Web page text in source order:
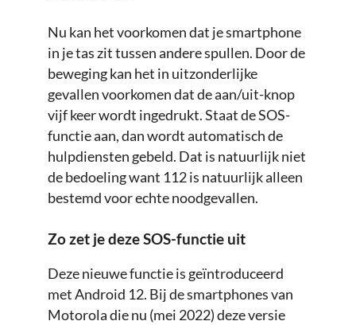
Nu kan het voorkomen dat je smartphone
in je tas zit tussen andere spullen. Door de
beweging kan het in uitzonderlijke
gevallen voorkomen dat de aan/uit-knop
vijf keer wordt ingedrukt. Staat de SOS-
functie aan, dan wordt automatisch de
hulpdiensten gebeld. Dat is natuurlijk niet
de bedoeling want 112 is natuurlijk alleen
bestemd voor echte noodgevallen.
Zo zet je deze SOS-functie uit
Deze nieuwe functie is geïntroduceerd
met Android 12. Bij de smartphones van
Motorola die nu (mei 2022) deze versie